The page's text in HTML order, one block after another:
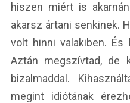
hiszen miért is
akarsz ártani senkinek.
volt hinni valakiben. És
Aztán megszívtad, de
bizalmaddal.
megint idiótának